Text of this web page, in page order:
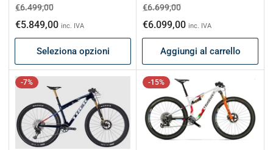
Prezzo
di
listino
€6.499,00Prezzo
scontato
€5.849,00 inc. IVA
Seleziona opzioni
Prezzo
di
listino
€6.699,00Prezzo
scontato
€6.099,00 inc. IVA
Aggiungi al carrello
-7% -15%